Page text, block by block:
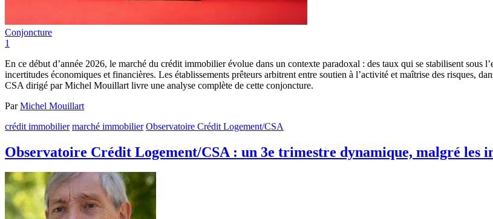
Conjoncture
1
En ce début d’année 2026, le marché du crédit immobilier évolue dans un contexte paradoxal : des taux qui se stabilisent sous
incertitudes économiques et financières. Les établissements prêteurs arbitrent entre soutien à l’activité et maîtrise des risques,
CSA dirigé par Michel Mouillart livre une analyse complète de cette conjoncture.
ParMichel Mouillart
crédit immobilier marché immobilier Observatoire Crédit Logement/CSA
Observatoire Crédit Logement/CSA : un 3e trimestre dynamique, malgré les